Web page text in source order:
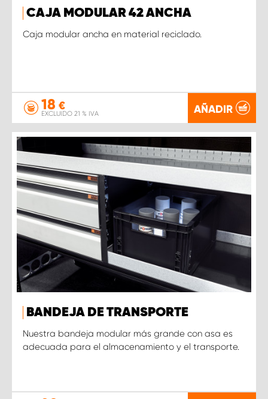
CAJA MODULAR 42 ANCHA
Caja modular ancha en material reciclado.
18 €
EXCLUIDO 21 % IVA AÑADIR
BANDEJA DE TRANSPORTE
Nuestra bandeja modular más grande con asa es
adecuada para el almacenamiento y el transporte.